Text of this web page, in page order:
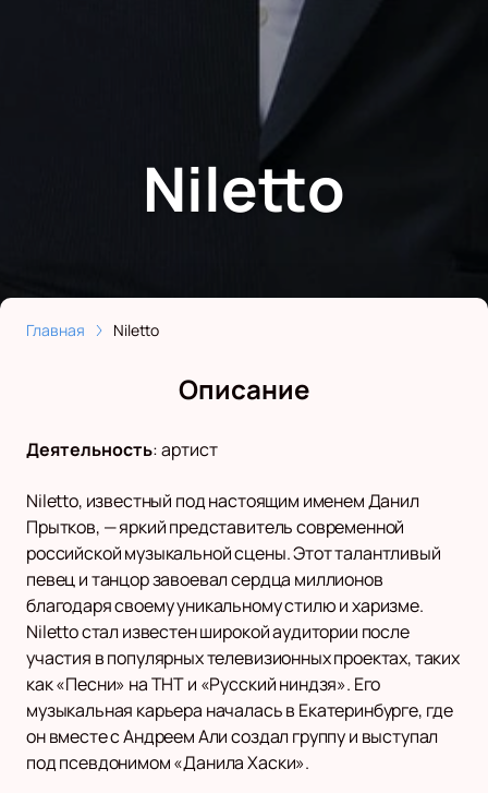
Niletto
Главная Niletto
Описание
Деятельность:артист
Niletto, известный под настоящим именем Данил
Прытков, — яркий представитель современной
российской музыкальной сцены. Этот талантливый
певец и танцор завоевал сердца миллионов
благодаря своему уникальному стилю и харизме.
Niletto стал известен широкой аудитории после
участия в популярных телевизионных проектах, таких
как «Песни» на ТНТ и «Русский ниндзя». Его
музыкальная карьера началась в Екатеринбурге, где
он вместе с Андреем Али создал группу и выступал
под псевдонимом «Данила Хаски».